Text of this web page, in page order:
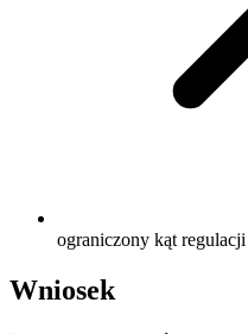
ograniczony kąt regulacji
Wniosek